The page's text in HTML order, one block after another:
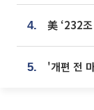
4.
5.